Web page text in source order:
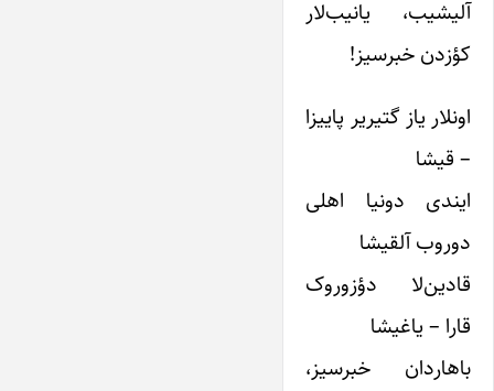
آلیشیب، یانیب‌لار
کؤزدن خبرسیز!
اونلار یاز گتیریر پاییزا
– قیشا
ایندی دونیا اهلی
دوروب آلقیشا
قادین‌لا دؤزوروک
قارا – یاغیشا
باهاردان خبرسیز،